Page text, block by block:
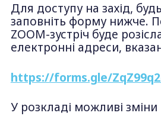
Для доступу на захід,
заповніть форму нижче.
ZOOM-зустріч буде
електронні адреси,
https://forms.gle/
У розкладі можливі зміни